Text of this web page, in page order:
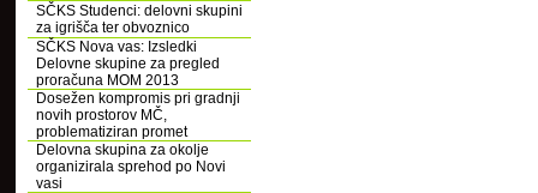
SČKS Studenci: delovni skupini
za igrišča ter obvoznico
SČKS Nova vas: Izsledki
Delovne skupine za pregled
proračuna MOM 2013
Dosežen kompromis pri gradnji
novih prostorov MČ,
problematiziran promet
Delovna skupina za okolje
organizirala sprehod po Novi
vasi